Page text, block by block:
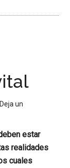
Deja un
estar
realidades
cuales